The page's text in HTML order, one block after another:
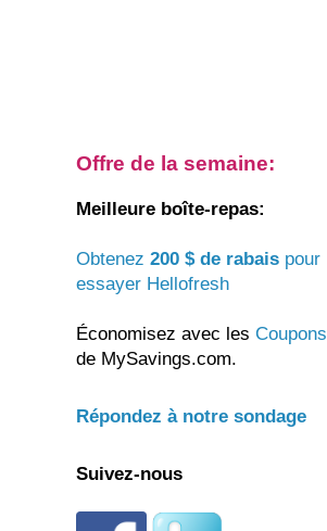
Offre de la semaine:
Meilleure boîte-repas:
Obtenez 200 $ de rabais pour
essayer Hellofresh
Économisez avec les Coupons
de MySavings.com.
Répondez à notre sondage
Suivez-nous